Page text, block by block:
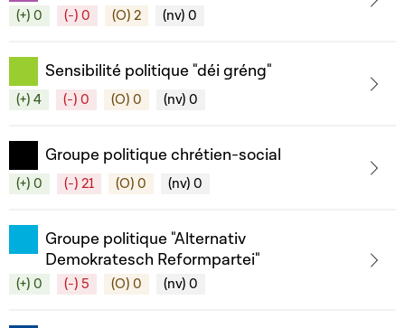
(+) 0 (-) 0 (O) 2 (nv) 0
Sensibilité politique "déi gréng"
(+) 4 (-) 0 (O) 0 (nv) 0
Groupe politique chrétien-social
(+) 0 (-) 21 (O) 0 (nv) 0
Groupe politique "Alternativ
Demokratesch Reformpartei"
(+) 0 (-) 5 (O) 0 (nv) 0